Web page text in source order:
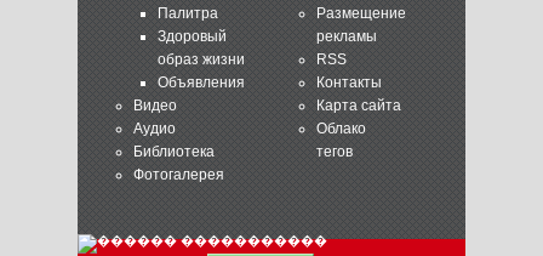
Палитра
Здоровый
образ жизни
Объявления
Видео
Аудио
Библиотека
Фотогалерея
Размещение
рекламы
RSS
Контакты
Карта сайта
Облако
тегов